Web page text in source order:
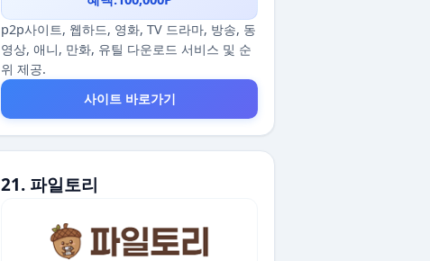
p2p사이트, 웹하드, 영화, TV 드라마, 방송, 동
영상, 애니, 만화, 유틸 다운로드 서비스 및 순
위 제공.
사이트 바로가기
21. 파일토리